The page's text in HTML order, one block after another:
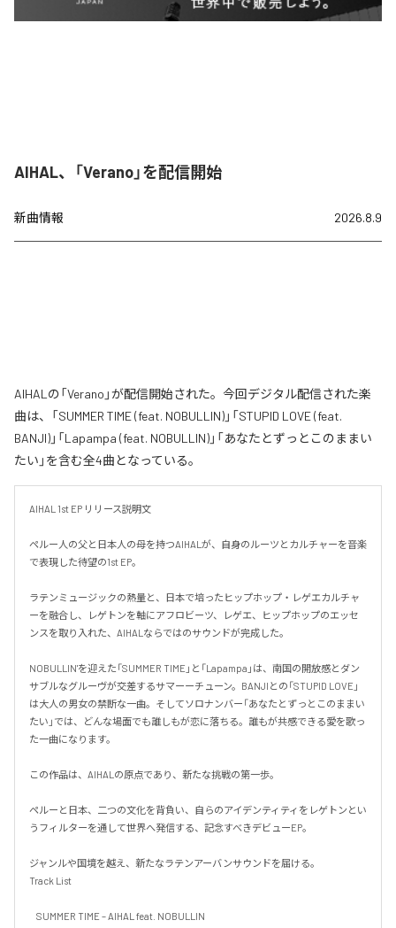
AIHAL、「Verano」を配信開始
新曲情報 2026.8.9
AIHALの「Verano」が配信開始された。今回デジタル配信された楽
曲は、「SUMMER TIME (feat. NOBULLIN)」「STUPID LOVE (feat.
BANJI)」「Lapampa (feat. NOBULLIN)」「あなたとずっとこのままい
たい」を含む全4曲となっている。
AIHAL 1st EP リリース説明文
ペルー人の父と日本人の母を持つAIHALが、自身のルーツとカルチャーを音楽
で表現した待望の1st EP。
ラテンミュージックの熱量と、日本で培ったヒップホップ・レゲエカルチャ
ーを融合し、レゲトンを軸にアフロビーツ、レゲエ、ヒップホップのエッセ
ンスを取り入れた、AIHALならではのサウンドが完成した。
NOBULLIN'を迎えた「SUMMER TIME」と「Lapampa」は、南国の開放感とダン
サブルなグルーヴが交差するサマーーチューン。BANJIとの「STUPID LOVE」
は大人の男女の禁断な一曲。そしてソロナンバー「あなたとずっとこのままい
たい」では、どんな場面でも誰しもが恋に落ちる。誰もが共感できる愛を歌っ
た一曲になります。
この作品は、AIHALの原点であり、新たな挑戦の第一歩。
ペルーと日本、二つの文化を背負い、自らのアイデンティティをレゲトンとい
うフィルターを通して世界へ発信する、記念すべきデビューEP。
ジャンルや国境を越え、新たなラテンアーバンサウンドを届ける。
Track List